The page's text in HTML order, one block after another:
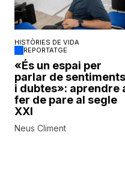
HISTÒRIES DE VIDA
REPORTATGE
«És un espai per
parlar de sentiments
i dubtes»: aprendre
fer de pare al segle
XXI
Neus Climent